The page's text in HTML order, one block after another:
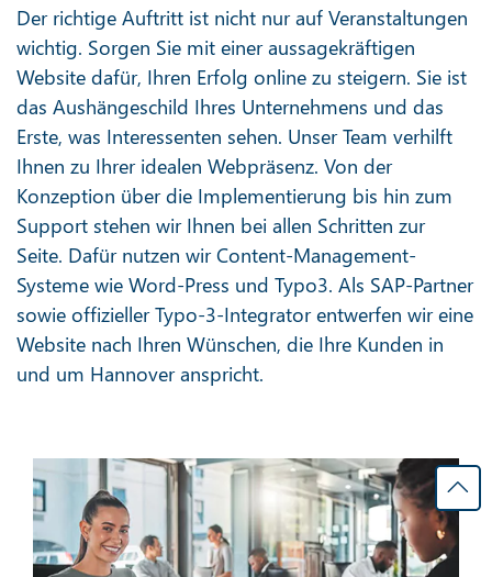
Der richtige Auftritt ist nicht nur auf Veranstaltungen
wichtig. Sorgen Sie mit einer aussagekräftigen
Website dafür, Ihren Erfolg online zu steigern. Sie ist
das Aushängeschild Ihres Unternehmens und das
Erste, was Interessenten sehen. Unser Team verhilft
Ihnen zu Ihrer idealen Webpräsenz. Von der
Konzeption über die Implementierung bis hin zum
Support stehen wir Ihnen bei allen Schritten zur
Seite. Dafür nutzen wir Content-Management-
Systeme wie Word-Press und Typo3. Als SAP-Partner
sowie offizieller Typo-3-Integrator entwerfen wir eine
Website nach Ihren Wünschen, die Ihre Kunden in
und um Hannover anspricht.